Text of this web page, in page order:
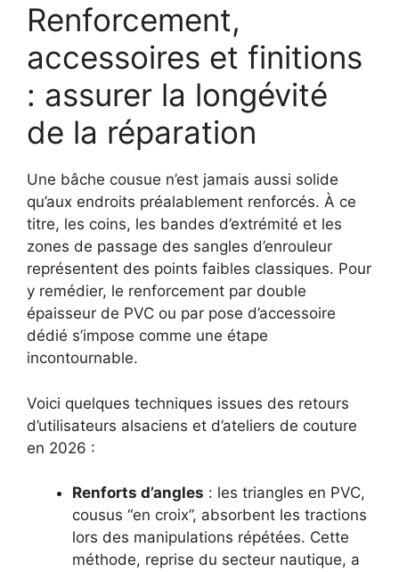
Renforcement,
accessoires et finitions
: assurer la longévité
de la réparation
Une bâche cousue n’est jamais aussi solide
qu’aux endroits préalablement renforcés. À ce
titre, les coins, les bandes d’extrémité et les
zones de passage des sangles d’enrouleur
représentent des points faibles classiques. Pour
y remédier, le renforcement par double
épaisseur de PVC ou par pose d’accessoire
dédié s’impose comme une étape
incontournable.
Voici quelques techniques issues des retours
d’utilisateurs alsaciens et d’ateliers de couture
en 2026 :
Renforts d’angles : les triangles en PVC,
cousus “en croix”, absorbent les tractions
lors des manipulations répétées. Cette
méthode, reprise du secteur nautique, a